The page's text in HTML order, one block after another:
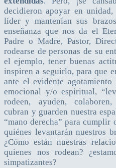
decidieron apoyar en
líder y mantenían sus
enseñanza que nos da el
Padre o Madre, Pastor,
rodearse de personas de su
el ejemplo, tener buenas
inspiren a seguirlo, para que
ante el evidente
emocional y/o espiritual,
rodeen, ayuden, colaboren,
cubran y guarden nuestra
“mano derecha” para cumplir
quiénes levantarán nuestros
¿Cómo están nuestras
quienes nos rodean?
simpatizantes?